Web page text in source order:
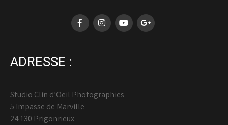
ADRESSE :
Studio Clin d’Oeil Photographies
5 Impasse de Marville
24 130 Prigonrieux